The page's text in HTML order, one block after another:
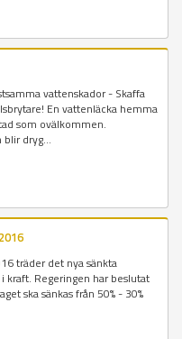
vattenskador - Skaffa
En vattenläcka hemma
som ovälkommen.
dryg...
träder det nya sänkta
kraft. Regeringen har beslutat
ska sänkas från 50% - 30%